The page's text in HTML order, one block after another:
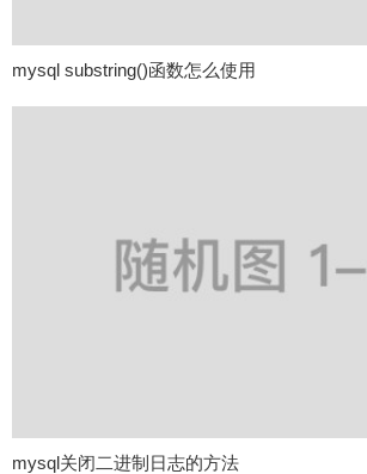
mysql substring()函数怎么使用
mysql关闭二进制日志的方法